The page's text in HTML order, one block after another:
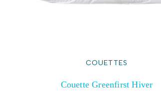
COUETTES
Couette Greenfirst Hiver